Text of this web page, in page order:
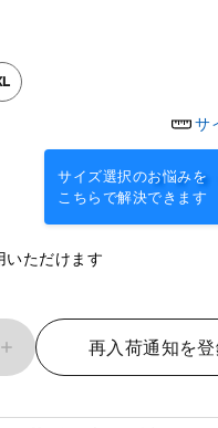
サ
サイズ選択のお悩みを
こちらで解決できます
いただけます
再入荷通知を